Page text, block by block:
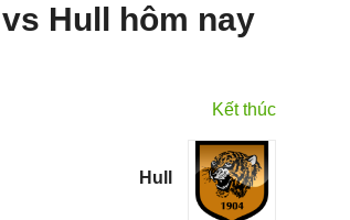
Hull hôm nay
Kết thúc
Hull